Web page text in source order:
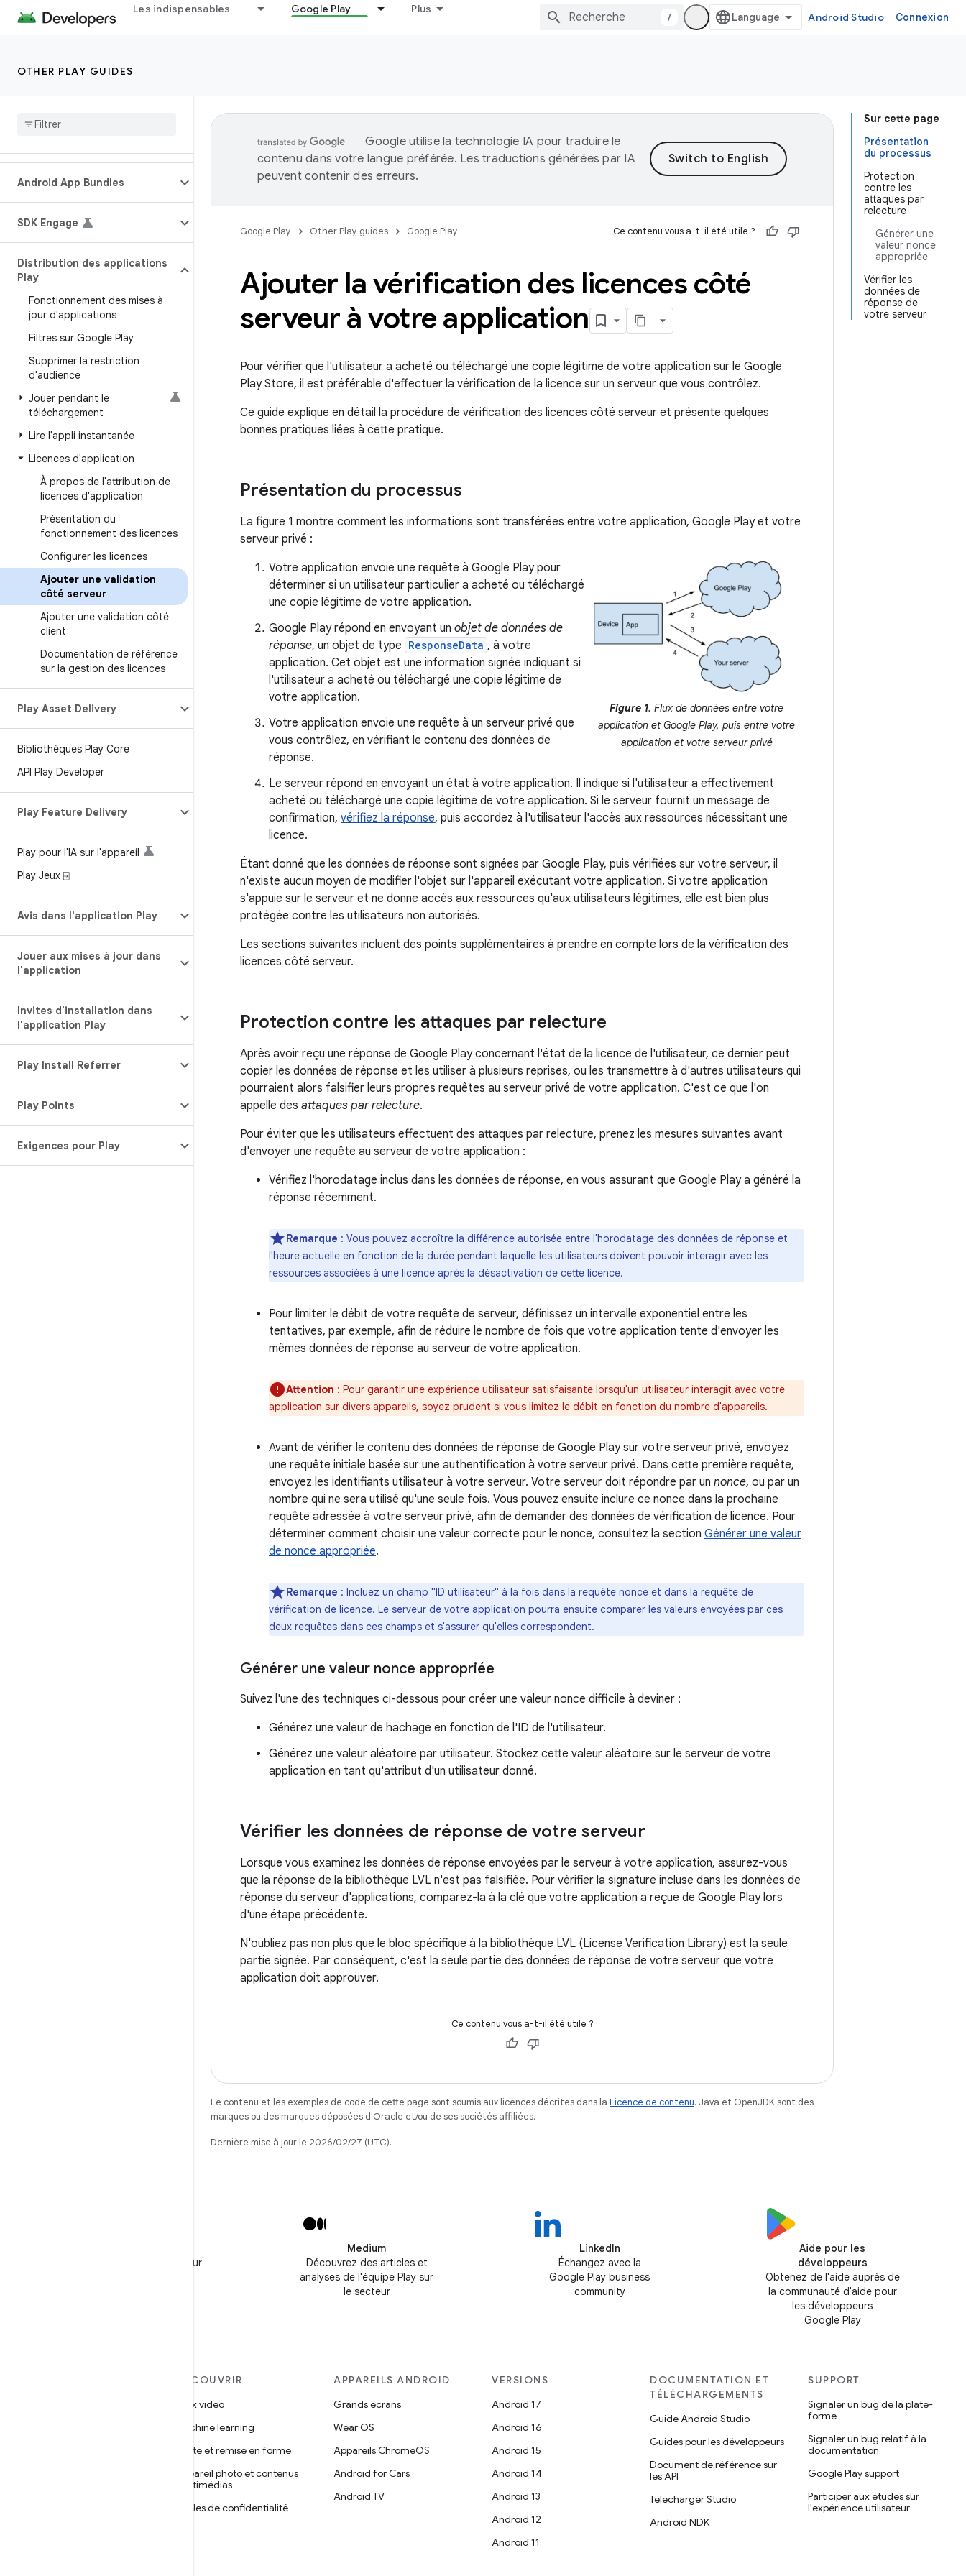
Les indispensables Google Play Plus
/ Android Studio Connexion
OTHER PLAY GUIDES
Android App Bundles
SDK Engage
Distribution des applications
Play
Fonctionnement des mises à
jour d'applications
Filtres sur Google Play
Supprimer la restriction
d'audience
Jouer pendant le
téléchargement
Lire l'appli instantanée
Licences d'application
À propos de l'attribution de
licences d'application
Présentation du
fonctionnement des licences
Configurer les licences
Ajouter une validation
côté serveur
Ajouter une validation côté
client
Documentation de référence
sur la gestion des licences
Play Asset Delivery
Bibliothèques Play Core
API Play Developer
Play Feature Delivery
Play pour l'IA sur l'appareil
Play Jeux ⍈
Avis dans l'application Play
Jouer aux mises à jour dans
l'application
Invites d'installation dans
l'application Play
Play Install Referrer
Play Points
Exigences pour Play
Sur cette page
Présentation
du processus
Protection
contre les
attaques par
relecture
Générer une
valeur nonce
appropriée
Vérifier les
données de
réponse de
votre serveur
Google utilise la technologie IA pour traduire le
contenu dans votre langue préférée. Les traductions générées par IA
peuvent contenir des erreurs.
Google Play Other Play guides Google Play Ce contenu vous a-t-il été utile ?
Ajouter la vérification des licences côté
serveur à votre application
Pour vérifier que l'utilisateur a acheté ou téléchargé une copie légitime de votre application sur le Google
Play Store, il est préférable d'effectuer la vérification de la licence sur un serveur que vous contrôlez.
Ce guide explique en détail la procédure de vérification des licences côté serveur et présente quelques
bonnes pratiques liées à cette pratique.
Présentation du processus
La figure 1 montre comment les informations sont transférées entre votre application, Google Play et votre
serveur privé :
Figure 1. Flux de données entre votre
application et Google Play, puis entre votre
application et votre serveur privé
Votre application envoie une requête à Google Play pour
déterminer si un utilisateur particulier a acheté ou téléchargé
une copie légitime de votre application.
Google Play répond en envoyant un objet de données de
réponse, un objet de type ResponseData , à votre
application. Cet objet est une information signée indiquant si
l'utilisateur a acheté ou téléchargé une copie légitime de
votre application.
Votre application envoie une requête à un serveur privé que
vous contrôlez, en vérifiant le contenu des données de
réponse.
Le serveur répond en envoyant un état à votre application. Il indique si l'utilisateur a effectivement
acheté ou téléchargé une copie légitime de votre application. Si le serveur fournit un message de
confirmation, vérifiez la réponse, puis accordez à l'utilisateur l'accès aux ressources nécessitant une
licence.
Étant donné que les données de réponse sont signées par Google Play, puis vérifiées sur votre serveur, il
n'existe aucun moyen de modifier l'objet sur l'appareil exécutant votre application. Si votre application
s'appuie sur le serveur et ne donne accès aux ressources qu'aux utilisateurs légitimes, elle est bien plus
protégée contre les utilisateurs non autorisés.
Les sections suivantes incluent des points supplémentaires à prendre en compte lors de la vérification des
licences côté serveur.
Protection contre les attaques par relecture
Après avoir reçu une réponse de Google Play concernant l'état de la licence de l'utilisateur, ce dernier peut
copier les données de réponse et les utiliser à plusieurs reprises, ou les transmettre à d'autres utilisateurs qui
pourraient alors falsifier leurs propres requêtes au serveur privé de votre application. C'est ce que l'on
appelle des attaques par relecture.
Pour éviter que les utilisateurs effectuent des attaques par relecture, prenez les mesures suivantes avant
d'envoyer une requête au serveur de votre application :
Vérifiez l'horodatage inclus dans les données de réponse, en vous assurant que Google Play a généré la
réponse récemment.
Remarque : Vous pouvez accroître la différence autorisée entre l'horodatage des données de réponse et
l'heure actuelle en fonction de la durée pendant laquelle les utilisateurs doivent pouvoir interagir avec les
ressources associées à une licence après la désactivation de cette licence.
Pour limiter le débit de votre requête de serveur, définissez un intervalle exponentiel entre les
tentatives, par exemple, afin de réduire le nombre de fois que votre application tente d'envoyer les
mêmes données de réponse au serveur de votre application.
Attention : Pour garantir une expérience utilisateur satisfaisante lorsqu'un utilisateur interagit avec votre
application sur divers appareils, soyez prudent si vous limitez le débit en fonction du nombre d'appareils.
Avant de vérifier le contenu des données de réponse de Google Play sur votre serveur privé, envoyez
une requête initiale basée sur une authentification à votre serveur privé. Dans cette première requête,
envoyez les identifiants utilisateur à votre serveur. Votre serveur doit répondre par un nonce, ou par un
nombre qui ne sera utilisé qu'une seule fois. Vous pouvez ensuite inclure ce nonce dans la prochaine
requête adressée à votre serveur privé, afin de demander des données de vérification de licence. Pour
déterminer comment choisir une valeur correcte pour le nonce, consultez la section Générer une valeur
de nonce appropriée.
Remarque : Incluez un champ "ID utilisateur" à la fois dans la requête nonce et dans la requête de
vérification de licence. Le serveur de votre application pourra ensuite comparer les valeurs envoyées par ces
deux requêtes dans ces champs et s'assurer qu'elles correspondent.
Générer une valeur nonce appropriée
Suivez l'une des techniques ci-dessous pour créer une valeur nonce difficile à deviner :
Générez une valeur de hachage en fonction de l'ID de l'utilisateur.
Générez une valeur aléatoire par utilisateur. Stockez cette valeur aléatoire sur le serveur de votre
application en tant qu'attribut d'un utilisateur donné.
Vérifier les données de réponse de votre serveur
Lorsque vous examinez les données de réponse envoyées par le serveur à votre application, assurez-vous
que la réponse de la bibliothèque LVL n'est pas falsifiée. Pour vérifier la signature incluse dans les données de
réponse du serveur d'applications, comparez-la à la clé que votre application a reçue de Google Play lors
d'une étape précédente.
N'oubliez pas non plus que le bloc spécifique à la bibliothèque LVL (License Verification Library) est la seule
partie signée. Par conséquent, c'est la seule partie des données de réponse de votre serveur que votre
application doit approuver.
Ce contenu vous a-t-il été utile ?
Le contenu et les exemples de code de cette page sont soumis aux licences décrites dans la Licence de contenu. Java et OpenJDK sont des
marques ou des marques déposées d'Oracle et/ou de ses sociétés affiliées.
Dernière mise à jour le 2026/02/27 (UTC).
Suivez @GooglePlayBiz pour
Medium
Découvrez des articles et
analyses de l'équipe Play sur
le secteur
LinkedIn
Échangez avec la
Google Play business
community
Aide pour les
développeurs
Obtenez de l'aide auprès de
la communauté d'aide pour
les développeurs
Google Play
DÉCOUVRIR
Jeux vidéo
Machine learning
Santé et remise en forme
Appareil photo et contenus
multimédias
Règles de confidentialité
APPAREILS ANDROID
Grands écrans
Wear OS
Appareils ChromeOS
Android for Cars
Android TV
VERSIONS
Android 17
Android 16
Android 15
Android 14
Android 13
Android 12
Android 11
DOCUMENTATION ET
TÉLÉCHARGEMENTS
Guide Android Studio
Guides pour les développeurs
Document de référence sur
les API
Télécharger Studio
Android NDK
SUPPORT
Signaler un bug de la plate-
forme
Signaler un bug relatif à la
documentation
Google Play support
Participer aux études sur
l'expérience utilisateur